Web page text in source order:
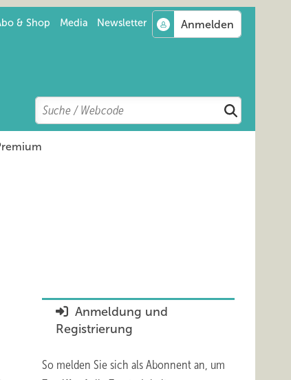
& Shop Media Newsletter
Search
Suchen
Anmeldung und
Registrierung
So melden Sie sich als Abonnent an, um